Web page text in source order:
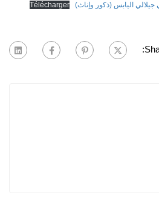
جيلالي اليابس (ذكور وإناث)
Télécharger